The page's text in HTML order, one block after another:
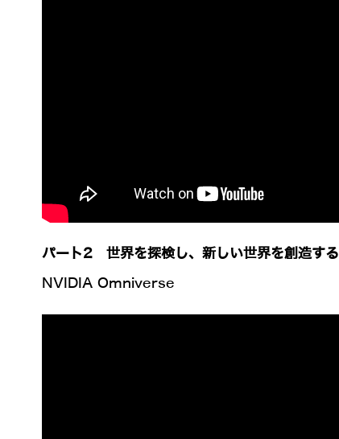
パート2 世界を探検し、新しい世界を創造する
NVIDIA Omniverse